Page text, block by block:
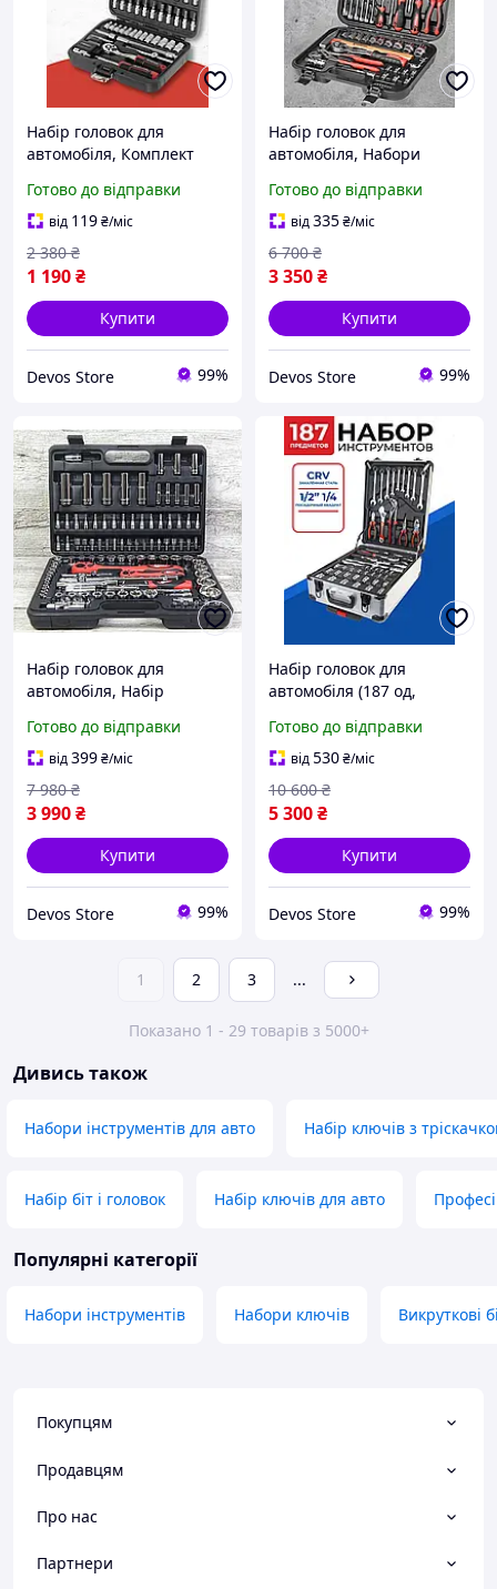
Набір головок для
автомобіля, Комплект
(46 од), DVS
Готово до відправки
від 119₴/міс
1 190₴
2 380 ₴
Купити
Devos Store 99%
Набір головок для
автомобіля, Набори
од), DVS
Готово до відправки
від335₴/міс
3 350₴
6 700 ₴
Купити
Devos Store 99%
Набір головок для
автомобіля, Набір
професійний (108 од), DVS
Готово до відправки
від399₴/міс
3 990₴
7 980 ₴
Купити
Devos Store 99%
Набір головок для
автомобіля (187 од,
швидкого ремонту авто,
DVS
Готово до відправки
від530₴/міс
5 300₴
10 600 ₴
Купити
Devos Store 99%
1 2 3 ...
Показано 1 - 29 товарів з 5000+
Дивись також
Набори інструментів для авто Набір ключів з
Набір біт і головок Набір ключів для авто
Популярні категорії
Набори інструментів Набори ключів Викруткові
Покупцям
Продавцям
Про нас
Партнери